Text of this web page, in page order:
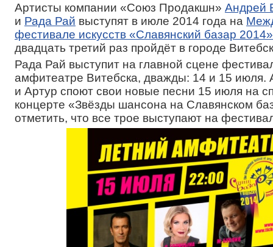
Артисты компании «Союз Продакшн» Андрей
и Рада Рай выступят в июле 2014 года на
фестивале искусств «Славянский базар 2014»
двадцать третий раз пройдёт в городе
Рада Рай выступит на главной сцене
амфитеатре Витебска, дважды: 14 и 15 июля.
и Артур споют свои новые песни 15 июля на
концерте «Звёзды шансона на Славянском
отметить, что все трое выступают на